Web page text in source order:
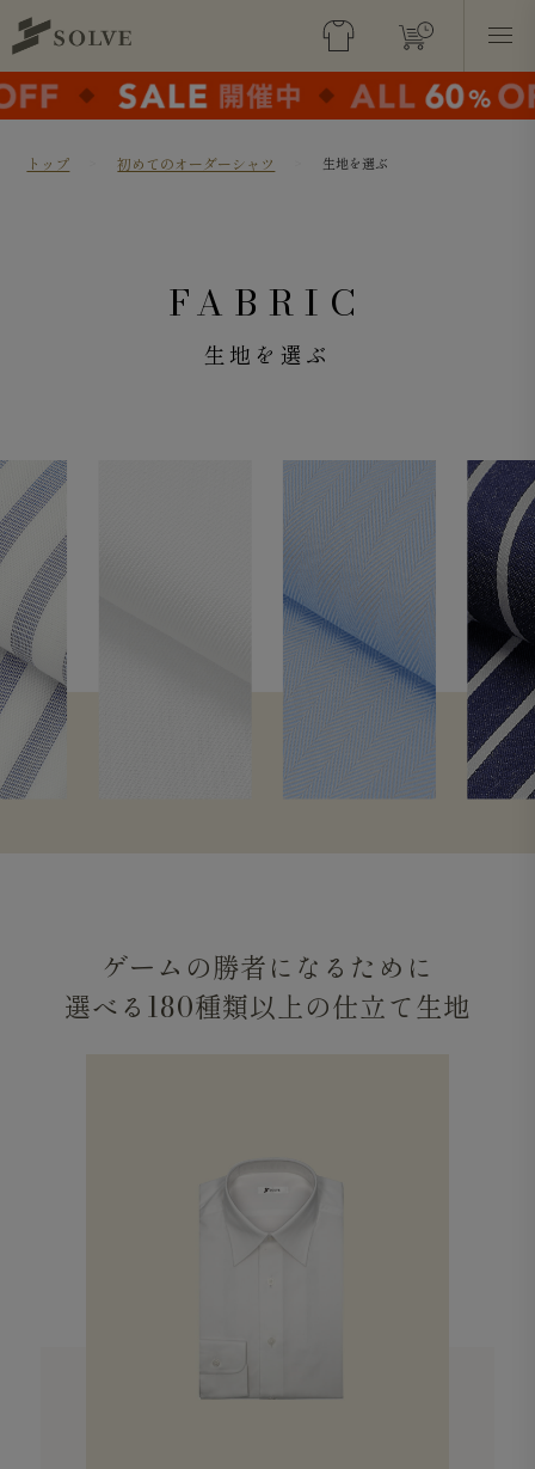
トップ 初めてのオーダーシャツ 生地を選ぶ
FABRIC
生地を選ぶ
ゲームの勝者になるために
選べる180種類以上の仕立て生地